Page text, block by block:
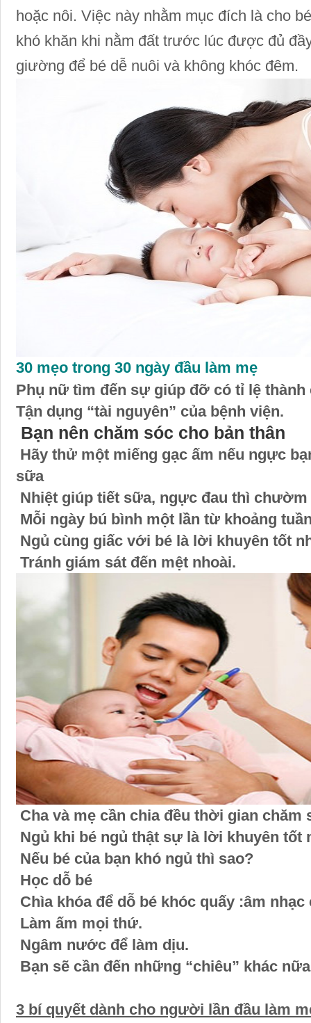
hoặc nôi. Việc này nhằm mục đích là cho
khó khăn khi nằm đất trước lúc được đủ
giường để bé dễ nuôi và không khóc đêm.
30 mẹo trong 30 ngày đầu làm mẹ
Phụ nữ tìm đến sự giúp đỡ có tỉ lệ thành
Tận dụng “tài nguyên” của bệnh viện.
Bạn nên chăm sóc cho bản thân
Hãy thử một miếng gạc ấm nếu ngực
sữa
Nhiệt giúp tiết sữa, ngực đau thì chườm
Mỗi ngày bú bình một lần từ khoảng
Ngủ cùng giấc với bé là lời khuyên tốt
Tránh giám sát đến mệt nhoài.
Cha và mẹ cần chia đều thời gian
Ngủ khi bé ngủ thật sự là lời khuyên tốt
Nếu bé của bạn khó ngủ thì sao?
Học dỗ bé
Chìa khóa để dỗ bé khóc quấy :âm nhạc
Làm ấm mọi thứ.
Ngâm nước để làm dịu.
Bạn sẽ cần đến những “chiêu” khác
3 bí quyết dành cho người lần đầu làm